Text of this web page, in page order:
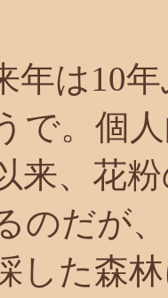
は10
で。個
来、花
のだが
した森